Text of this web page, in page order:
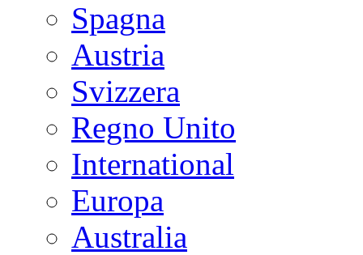
Spagna
Austria
Svizzera
Regno Unito
International
Europa
Australia